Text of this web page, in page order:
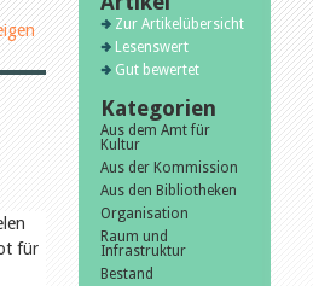
für
Zur Artikelübersicht
Lesenswert
Gut bewertet
Kategorien
Aus dem Amt für
Kultur
Aus der Kommission
Aus den Bibliotheken
Organisation
Raum und
Infrastruktur
Bestand